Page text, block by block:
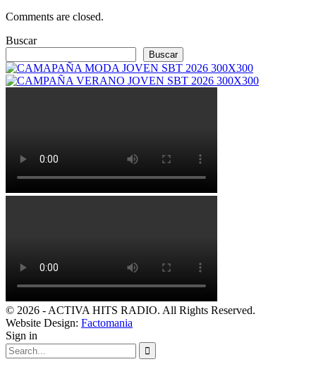
Comments are closed.
Buscar
Buscar
© 2026 - ACTIVA HITS RADIO. All Rights Reserved.
Website Design: Factomania
Sign in